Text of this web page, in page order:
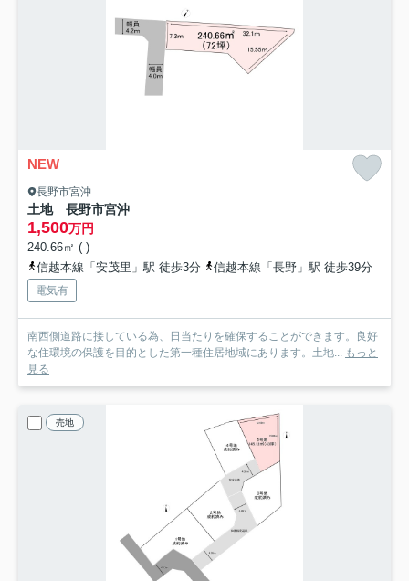
NEW
長野市宮沖
土地 長野市宮沖
1,500万円
240.66㎡ (-)
信越本線「安茂里」駅 徒歩3分
信越本線「長野」駅 徒歩39分
電気有
南西側道路に接している為、日当たりを確保することができます。良好
な住環境の保護を目的とした第一種住居地域にあります。土地... もっと
見る
売地